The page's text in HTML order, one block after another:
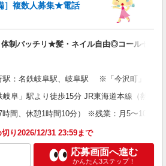
］複数人募集★電話
体制バッチリ★髪・ネイル自由◎コールセン
駅：名鉄岐阜駅、岐阜駅 ※「今沢町」「
阜」駅より徒歩15分 JR東海道本線（熱海
時間、休憩1時間10分） ※残業：月5〜10時
り2026/12/31 23:59まで
応募画面へ進む
かんたん3ステップ！